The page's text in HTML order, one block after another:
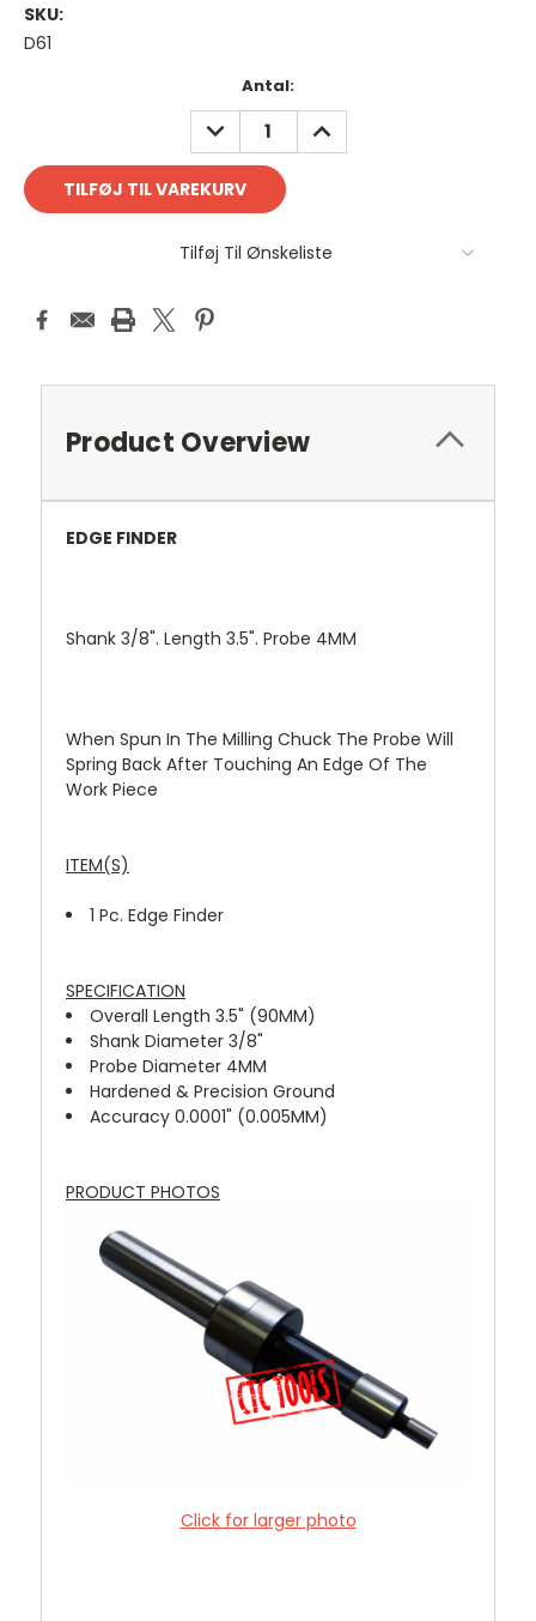
SKU:
D61
Antal:
REDUCER
ANTAL:
FORØG
ANTAL:
Tilføj Til Ønskeliste
Product Overview
EDGE FINDER
Shank 3/8". Length 3.5". Probe 4MM
When Spun In The Milling Chuck The Probe Will
Spring Back After Touching An Edge Of The
Work Piece
ITEM(S)
1 Pc. Edge Finder
SPECIFICATION
Overall Length 3.5" (90MM)
Shank Diameter 3/8"
Probe Diameter 4MM
Hardened & Precision Ground
Accuracy 0.0001" (0.005MM)
PRODUCT PHOTOS
Click for larger photo